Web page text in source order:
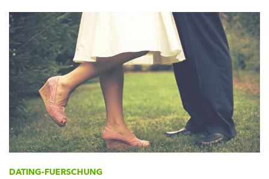
DATING-FUERSCHUNG